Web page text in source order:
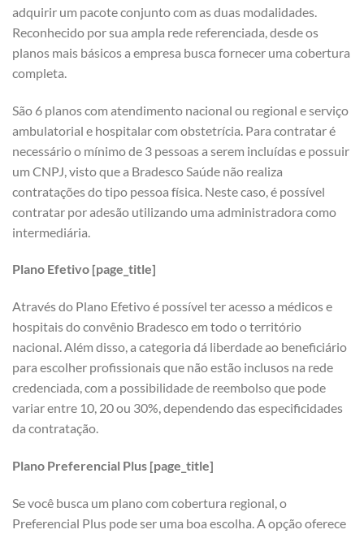
adquirir um pacote conjunto com as duas modalidades.
Reconhecido por sua ampla rede referenciada, desde os
planos mais básicos a empresa busca fornecer uma cobertura
completa.
São 6 planos com atendimento nacional ou regional e serviço
ambulatorial e hospitalar com obstetrícia. Para contratar é
necessário o mínimo de 3 pessoas a serem incluídas e possuir
um CNPJ, visto que a Bradesco Saúde não realiza
contratações do tipo pessoa física. Neste caso, é possível
contratar por adesão utilizando uma administradora como
intermediária.
Plano Efetivo [page_title]
Através do Plano Efetivo é possível ter acesso a médicos e
hospitais do convênio Bradesco em todo o território
nacional. Além disso, a categoria dá liberdade ao beneficiário
para escolher profissionais que não estão inclusos na rede
credenciada, com a possibilidade de reembolso que pode
variar entre 10, 20 ou 30%, dependendo das especificidades
da contratação.
Plano Preferencial Plus [page_title]
Se você busca um plano com cobertura regional, o
Preferencial Plus pode ser uma boa escolha. A opção oferece